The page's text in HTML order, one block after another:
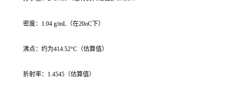
密度：1.04 g/mL（在20oC下）
沸点：约为414.52°C（估算值）
折射率：1.4545（估算值）